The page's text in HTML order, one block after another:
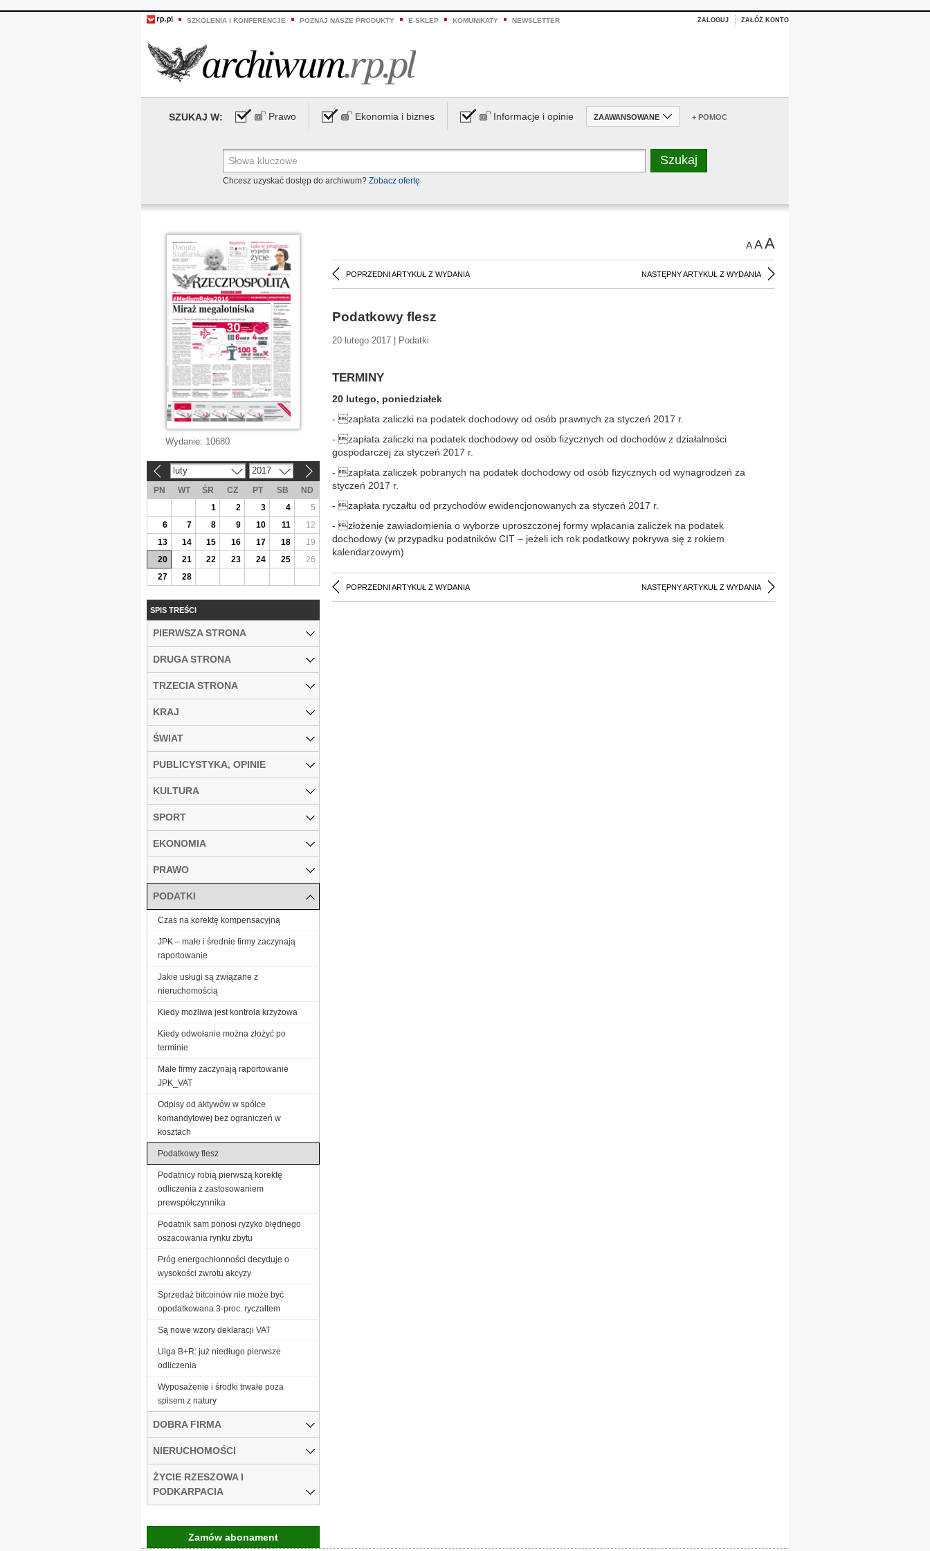
SZKOLENIA I KONFERENCJE POZNAJ NASZE PRODUKTY E-SKLEP KOMUNIKATY NEWSLETTER ZALOGUJ ZAŁÓŻ KONTO
SZUKAJ W: Prawo Ekonomia i biznes Informacje i opinie ZAAWANSOWANE + POMOC
Chcesz uzyskać dostęp do archiwum? Zobacz ofertę
AAA
POPRZEDNI ARTYKUŁ Z WYDANIA NASTĘPNY ARTYKUŁ Z WYDANIA
Podatkowy flesz
20 lutego 2017 | Podatki
TERMINY
20 lutego, poniedziałek
- zapłata zaliczki na podatek dochodowy od osób prawnych za styczeń 2017 r.
- zapłata zaliczki na podatek dochodowy od osób fizycznych od dochodów z działalności
gospodarczej za styczeń 2017 r.
- zapłata zaliczek pobranych na podatek dochodowy od osób fizycznych od wynagrodzeń za
styczeń 2017 r.
- zapłata ryczałtu od przychodów ewidencjonowanych za styczeń 2017 r.
- złożenie zawiadomienia o wyborze uproszczonej formy wpłacania zaliczek na podatek
dochodowy (w przypadku podatników CIT – jeżeli ich rok podatkowy pokrywa się z rokiem
kalendarzowym)
POPRZEDNI ARTYKUŁ Z WYDANIA NASTĘPNY ARTYKUŁ Z WYDANIA
Wydanie: 10680
luty 2017
PN WT ŚR CZ PT SB
ND
1
2 3 4
5
6
7 8 9 10 11
12
13
14 15 16 17 18
19
20
21 22 23 24 25
26
27
28
SPIS TREŚCI
PIERWSZA STRONA
DRUGA STRONA
TRZECIA STRONA
KRAJ
ŚWIAT
PUBLICYSTYKA, OPINIE
KULTURA
SPORT
EKONOMIA
PRAWO
PODATKI
Czas na korektę kompensacyjną
JPK – małe i średnie firmy zaczynają
raportowanie
Jakie usługi są związane z
nieruchomością
Kiedy możliwa jest kontrola krzyżowa
Kiedy odwołanie można złożyć po
terminie
Małe firmy zaczynają raportowanie
JPK_VAT
Odpisy od aktywów w spółce
komandytowej bez ograniczeń w
kosztach
Podatkowy flesz
Podatnicy robią pierwszą korektę
odliczenia z zastosowaniem
prewspółczynnika
Podatnik sam ponosi ryzyko błędnego
oszacowania rynku zbytu
Próg energochłonności decyduje o
wysokości zwrotu akcyzy
Sprzedaż bitcoinów nie może być
opodatkowana 3-proc. ryczałtem
Są nowe wzory deklaracji VAT
Ulga B+R: już niedługo pierwsze
odliczenia
Wyposażenie i środki trwałe poza
spisem z natury
DOBRA FIRMA
NIERUCHOMOŚCI
ŻYCIE RZESZOWA I
PODKARPACIA
Zamów abonament